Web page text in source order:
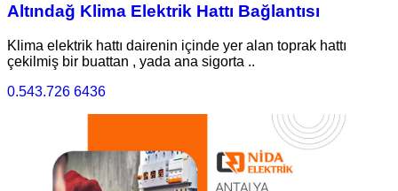
Altındağ Klima Elektrik Hattı Bağlantısı
Klima elektrik hattı dairenin içinde yer alan toprak hattı
çekilmiş bir buattan , yada ana sigorta ..
0.543.726 6436